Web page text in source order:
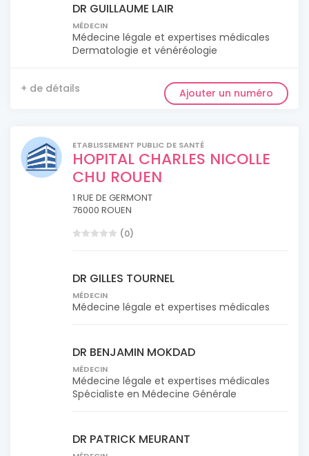
DR GUILLAUME LAIR
MÉDECIN
Médecine légale et expertises médicales
Dermatologie et vénéréologie
+ de détails Ajouter un numéro
ETABLISSEMENT PUBLIC DE SANTÉ
HOPITAL CHARLES NICOLLE
CHU ROUEN
1 RUE DE GERMONT
76000 ROUEN
(0)
DR GILLES TOURNEL
MÉDECIN
Médecine légale et expertises médicales
DR BENJAMIN MOKDAD
MÉDECIN
Médecine légale et expertises médicales
Spécialiste en Médecine Générale
DR PATRICK MEURANT